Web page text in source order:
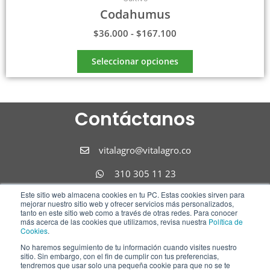
Este sitio web almacena cookies en tu PC. Estas cookies sirven para
mejorar nuestro sitio web y ofrecer servicios más personalizados,
tanto en este sitio web como a través de otras redes. Para conocer
más acerca de las cookies que utilizamos, revisa nuestra Política de
Cookies.
No haremos seguimiento de tu información cuando visites nuestro
sitio. Sin embargo, con el fin de cumplir con tus preferencias,
tendremos que usar solo una pequeña cookie para que no se te
Codahumus
$36.000 - $167.100
Seleccionar opciones
Contáctanos
vitalagro@vitalagro.co
310 305 11 23
310 305 11 23
Síguenos
F
I
L